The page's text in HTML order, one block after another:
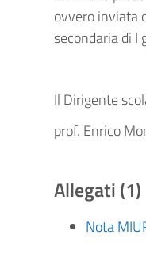
ovvero inviata
secondaria di I
Il Dirigente
prof. Enrico
Allegati (1)
Nota